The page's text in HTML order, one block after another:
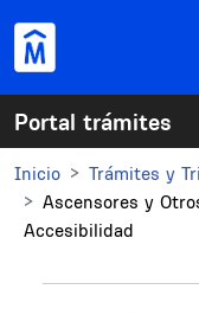
Portal trámites
Inicio Trámites y
Ascensores y
Accesibilidad